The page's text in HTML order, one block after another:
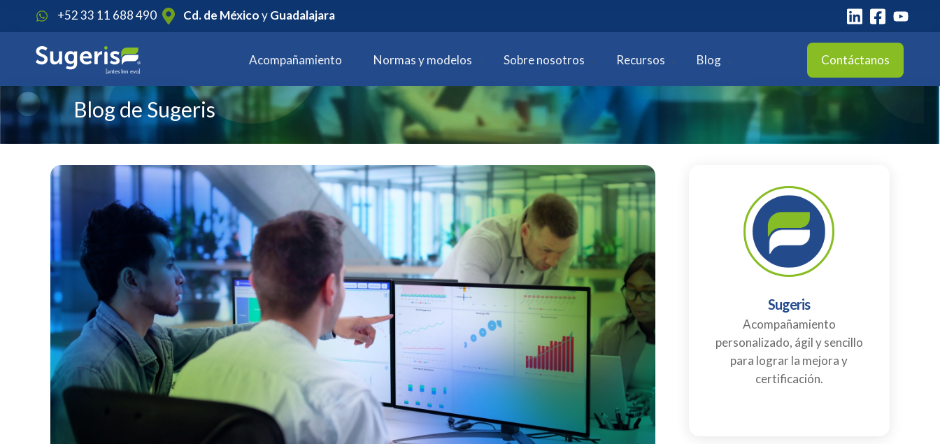
+52 33 11 688 490 Cd. de MéxicoyGuadalajara
Acompañamiento Normas y modelos Sobre nosotros Recursos Blog Contáctanos
Blog de Sugeris
Sugeris
Acompañamiento
personalizado, ágil y sencillo
para lograr la mejora y
certificación.